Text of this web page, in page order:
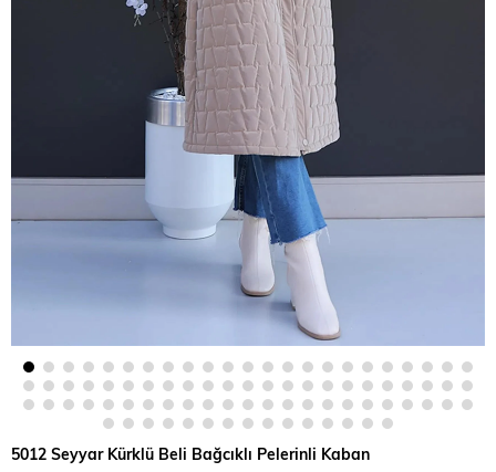
5012 Seyyar Kürklü Beli Bağcıklı Pelerinli Kaban